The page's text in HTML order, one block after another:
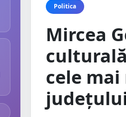
Politica
Mircea
cele